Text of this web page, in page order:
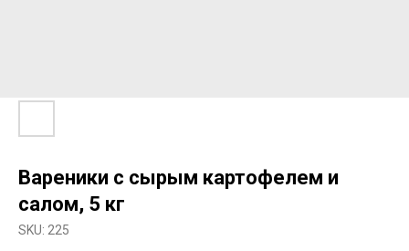
Вареники с сырым картофелем и
салом, 5 кг
SKU: 225